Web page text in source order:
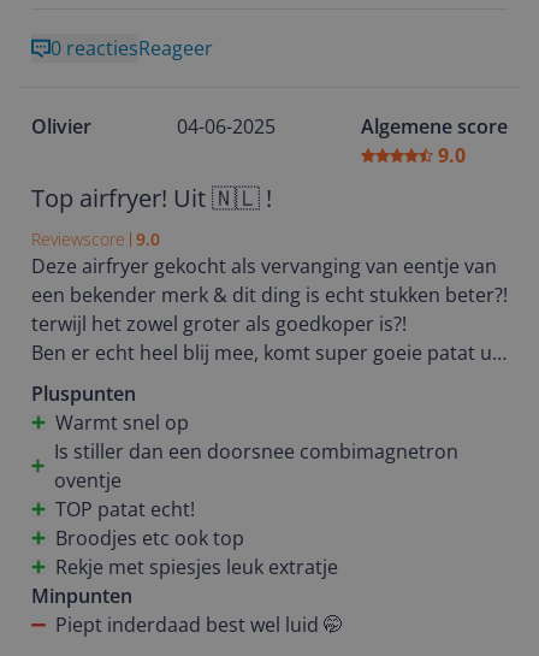
0 reactiesReageer
Olivier 04-06-2025
Algemene score
9.0
Top airfryer! Uit 🇳🇱 !
Reviewscore 9.0
Deze airfryer gekocht als vervanging van eentje van
een bekender merk & dit ding is echt stukken beter?!
terwijl het zowel groter als goedkoper is?!
Ben er echt heel blij mee, komt super goeie patat uit
en andere dingen (broodjes vlees etc) ook allemaal
toppie!
Enigste minpunt wat ik kan noemen (als ik m'n best
doe) is dat deze best hard piept als je hem instelt of
de timer afloopt, maar eh, gewoon even wennen, bij
deze de tip voor Inventum om een opvolger hiervan
een volume knopje te geven ofzo hehe (want zie de
luide piepjes ook in andere reviews genoemd
worden dus ik ben niet de enigste die dat opvalt)
Maar geloof me, dat die piepjes luid zijn is het waard
Pluspunten
Warmt snel op
Is stiller dan een doorsnee combimagnetron
oventje
TOP patat echt!
Broodjes etc ook top
Rekje met spiesjes leuk extratje
Minpunten
Piept inderdaad best wel luid 🤭